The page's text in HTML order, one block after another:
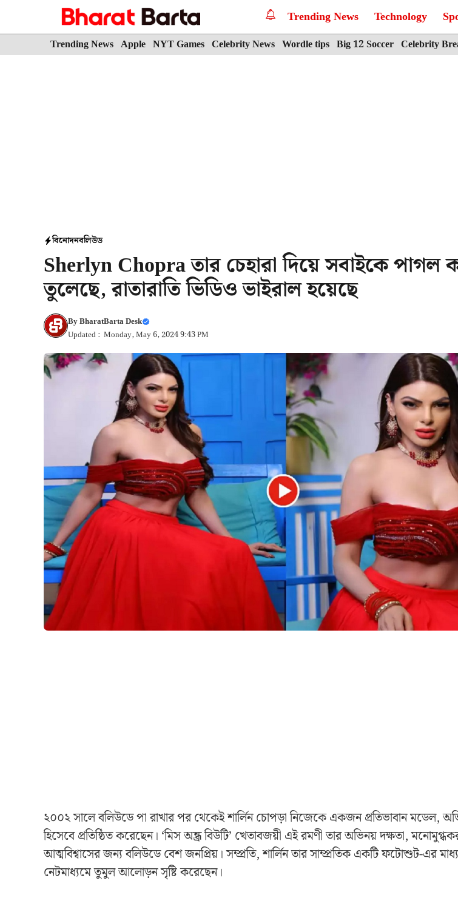
Trending News Technology
Trending News Apple NYT Games Celebrity News Wordle tips Big 12 Soccer Celebrity
বিনোদনবলিউড
Sherlyn Chopra তার চেহারা দিয়ে সবাইকে পাগল
তুলেছে, রাতারাতি ভিডিও ভাইরাল হয়েছে
ByBharatBarta Desk
Updated : Monday, May 6, 2024 9:43 PM
২০০২ সালে বলিউডে পা রাখার পর থেকেই শার্লিন চোপড়া নিজেকে একজন প্রতিভাবান মডেল,
হিসেবে প্রতিষ্ঠিত করেছেন। ‘মিস অন্ধ্র বিউটি’ খেতাবজয়ী এই রমণী তার অভিনয় দক্ষতা,
আত্মবিশ্বাসের জন্য বলিউডে বেশ জনপ্রিয়। সম্প্রতি, শার্লিন তার সাম্প্রতিক একটি ফটোশুট-এর
নেটমাধ্যমে তুমুল আলোড়ন সৃষ্টি করেছেন।